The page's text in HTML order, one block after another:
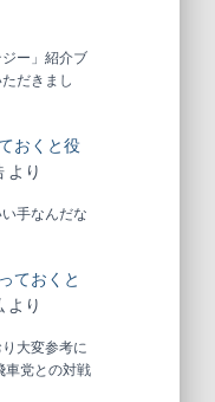
ー」紹介ブ
だきまし
おくと役
より
手なんだな
ておくと
より
大変参考に
車党との対戦